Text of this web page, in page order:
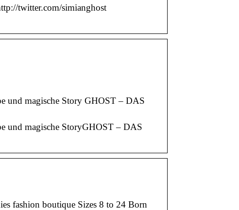
twitter.com/simianghost
und magische Story GHOST – DAS
und magische StoryGHOST – DAS
fashion boutique Sizes 8 to 24 Born